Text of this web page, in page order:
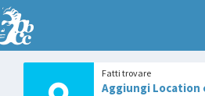
Fatti trovare
Aggiungi Location